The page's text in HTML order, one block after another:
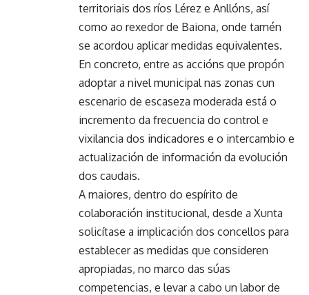
territoriais dos ríos Lérez e Anllóns, así
como ao rexedor de Baiona, onde tamén
se acordou aplicar medidas equivalentes.
En concreto, entre as accións que propón
adoptar a nivel municipal nas zonas cun
escenario de escaseza moderada está o
incremento da frecuencia do control e
vixilancia dos indicadores e o intercambio e
actualización de información da evolución
dos caudais.
A maiores, dentro do espírito de
colaboración institucional, desde a Xunta
solicítase a implicación dos concellos para
establecer as medidas que consideren
apropiadas, no marco das súas
competencias, e levar a cabo un labor de